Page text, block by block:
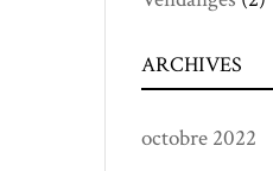
ARCHIVES
octobre 2022